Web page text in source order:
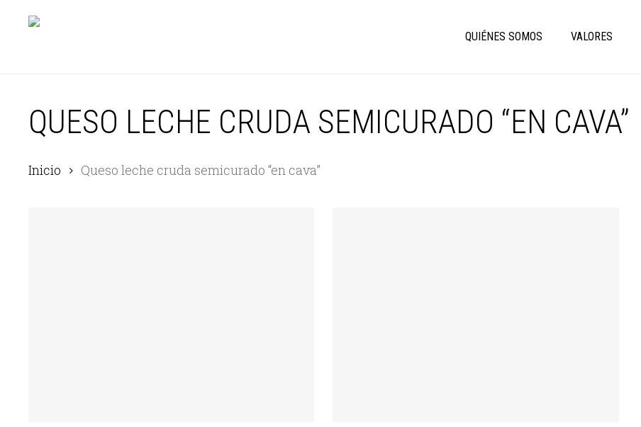
QUIÉNES SOMOS VALORES
QUESO LECHE CRUDA SEMICURADO “EN CAVA”
Inicio Queso leche cruda semicurado “en cava”